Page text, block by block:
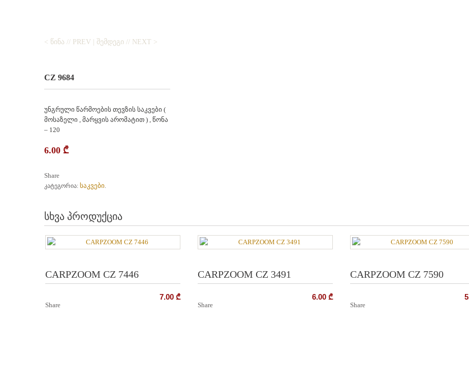
< ᲬᲘᲜᲐ // PREV ᲨᲔᲛᲓᲔᲒᲘ // NEXT >
CZ 9684
უნგრული წარმოების თევზის საკვები (
მოსაზელი , მარყვის არომატით ) , წონა
– 120
6.00 ₾
Share
კატეგორია: საკვები.
სხვა პროდუქცია
CARPZOOM CZ 7446
7.00 ₾
Share
CARPZOOM CZ 3491
6.00 ₾
Share
CARPZOOM CZ 7590
Share